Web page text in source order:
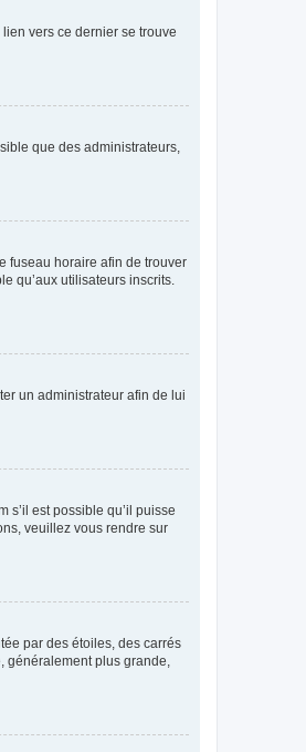
vers ce dernier se trouve
que des administrateurs,
fuseau horaire afin de trouver
qu’aux utilisateurs inscrits.
un administrateur afin de lui
s’il est possible qu’il puisse
veuillez vous rendre sur
par des étoiles, des carrés
généralement plus grande,